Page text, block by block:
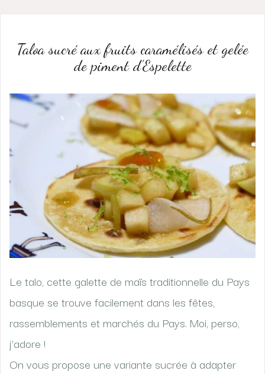
Taloa sucré aux fruits caramélisés et gelée
de piment d’Espelette
Le talo, cette galette de maïs traditionnelle du Pays
basque se trouve facilement dans les fêtes,
rassemblements et marchés du Pays. Moi, perso,
j’adore !
On vous propose une variante sucrée à adapter